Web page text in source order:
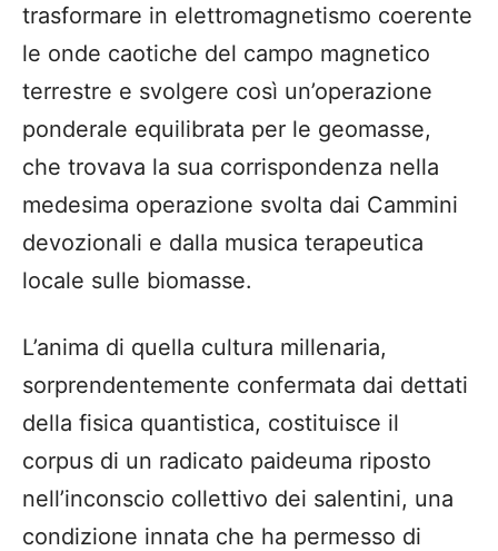
trasformare in elettromagnetismo coerente
le onde caotiche del campo magnetico
terrestre e svolgere così un’operazione
ponderale equilibrata per le geomasse,
che trovava la sua corrispondenza nella
medesima operazione svolta dai Cammini
devozionali e dalla musica terapeutica
locale sulle biomasse.
L’anima di quella cultura millenaria,
sorprendentemente confermata dai dettati
della fisica quantistica, costituisce il
corpus di un radicato paideuma riposto
nell’inconscio collettivo dei salentini, una
condizione innata che ha permesso di